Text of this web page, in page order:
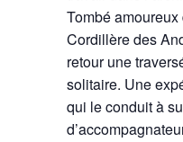
Tombé
Cordillère des
retour une
solitaire. Une
qui le conduit à